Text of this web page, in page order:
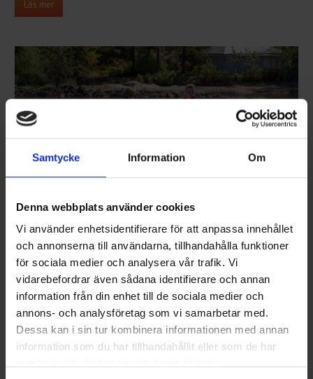
Samtycke Information Om
Denna webbplats använder cookies
Vi använder enhetsidentifierare för att anpassa innehållet
och annonserna till användarna, tillhandahålla funktioner
för sociala medier och analysera vår trafik. Vi
vidarebefordrar även sådana identifierare och annan
information från din enhet till de sociala medier och
annons- och analysföretag som vi samarbetar med.
Dessa kan i sin tur kombinera informationen med annan
information som du har tillhandahållit eller som de har
Läs mer
Terhi 390 Orange
PRIS FRÅN 2690 €
Denna roddbåt i en pigg orange ton är lätt att ro, samtidigt som
den går glatt även med en liten utombordare. Terhi 390 är den
efterlängtade efterföljaren till den populära Terhi 385-modellen,
som tillverkades i mer än 40 år och som kan skådas vid nästan
varje stugstrand (eller åtminstone på grannstranden). Terhi 390
elegant grön. Alla versioner har vit interiör.
Läs mer